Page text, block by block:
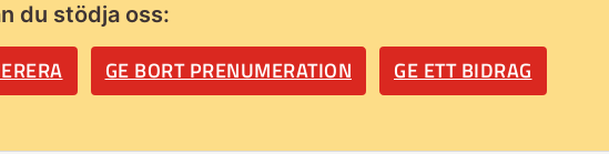
du stödja oss:
GE BORT PRENUMERATION GE ETT BIDRAG